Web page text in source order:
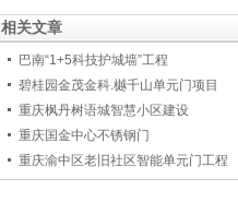
相关文章
巴南“1+5科技护城墙”工程
碧桂园金茂金科.樾千山单元门项目
重庆枫丹树语城智慧小区建设
重庆国金中心不锈钢门
重庆渝中区老旧社区智能单元门工程